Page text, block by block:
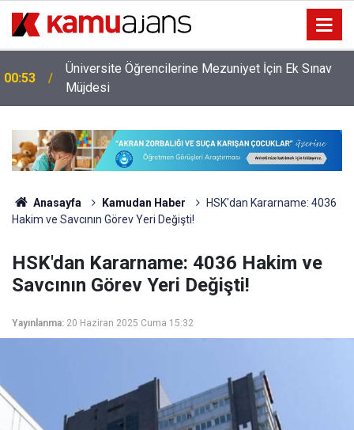
00:11
Emniyet Genel Müdürlüğü'ne 6.250 Kişilik Yeni
Kadro
Anasayfa Kamudan Haber
HSK'dan Kararname: 4036
Hakim ve Savcının Görev Yeri Değişti!
HSK'dan Kararname: 4036 Hakim ve
Savcının Görev Yeri Değişti!
Yayınlanma: 20 Haziran 2025 Cuma 15:32